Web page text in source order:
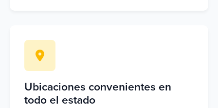
Ubicaciones convenientes en
todo el estado